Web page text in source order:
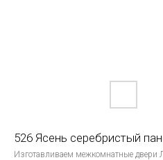
526 Ясень серебристый
Изготавливаем межкомнатные